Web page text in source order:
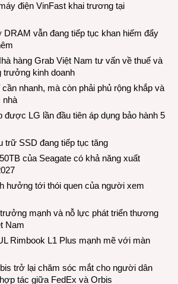
điện VinFast khai trương tại
vẫn đang tiếp tục khan hiếm đẩy
hàng Grab Việt Nam tư vấn về thuế và
trưởng kinh doanh
nhanh, mà còn phải phủ rộng khắp và
nhà
được LG lần đầu tiên áp dụng bảo hành 5
trữ SSD đang tiếp tục tăng
của Seagate có khả năng xuất
hưởng tới thói quen của người xem
mạnh và nỗ lực phát triển thương
Nam
Rimbook L1 Plus mạnh mẽ với màn
trở lại chăm sóc mắt cho người dân
tác giữa FedEx và Orbis